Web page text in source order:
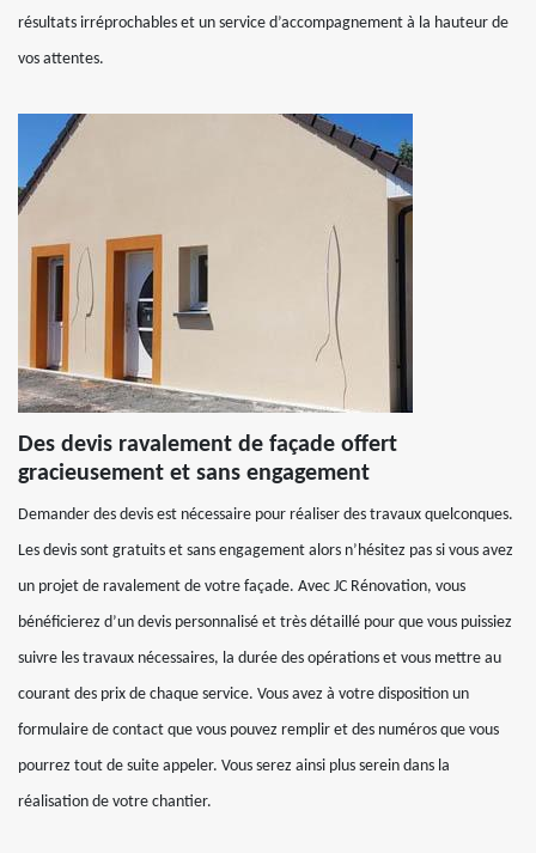
résultats irréprochables et un service d’accompagnement à la hauteur de
vos attentes.
Des devis ravalement de façade offert
gracieusement et sans engagement
Demander des devis est nécessaire pour réaliser des travaux quelconques.
Les devis sont gratuits et sans engagement alors n’hésitez pas si vous avez
un projet de ravalement de votre façade. Avec JC Rénovation, vous
bénéficierez d’un devis personnalisé et très détaillé pour que vous puissiez
suivre les travaux nécessaires, la durée des opérations et vous mettre au
courant des prix de chaque service. Vous avez à votre disposition un
formulaire de contact que vous pouvez remplir et des numéros que vous
pourrez tout de suite appeler. Vous serez ainsi plus serein dans la
réalisation de votre chantier.